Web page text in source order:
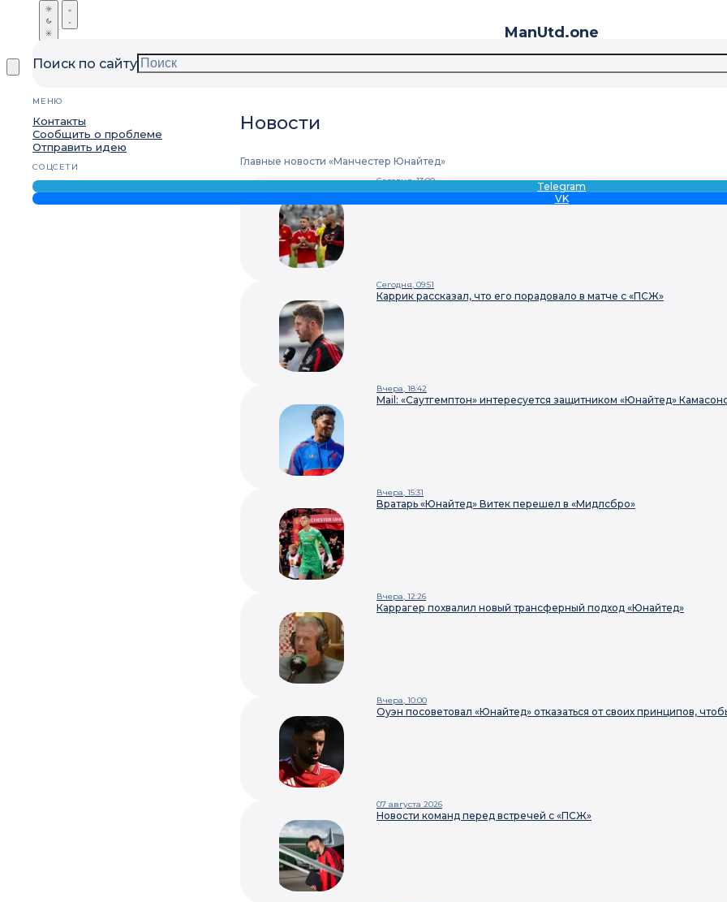
ManUtd .one
Поиск по сайту
МЕНЮ
Контакты
Сообщить о проблеме
Отправить идею
СОЦСЕТИ
Telegram
VK
Новости
Главные новости «Манчестер Юнайтед»
Сегодня, 13:00
Каррик: «Мы в хорошей форме»
Сегодня, 09:51
Каррик рассказал, что его порадовало в матче с «ПСЖ»
Вчера, 18:42
Mail: «Саутгемптон» интересуется защитником «Юнайтед»
Вчера, 15:31
Вратарь «Юнайтед» Витек перешел в «Мидлсбро»
Вчера, 12:26
Каррагер похвалил новый трансферный подход «Юнайтед»
Вчера, 10:00
Оуэн посоветовал «Юнайтед» отказаться от своих принципов,
07 августа 2026
Новости команд перед встречей с «ПСЖ»